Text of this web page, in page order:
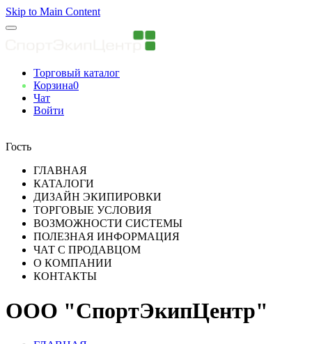
Skip to Main Content
Торговый каталог
Корзина0
Чат
Войти
Гость
ГЛАВНАЯ
КАТАЛОГИ
ДИЗАЙН ЭКИПИРОВКИ
ТОРГОВЫЕ УСЛОВИЯ
ВОЗМОЖНОСТИ СИСТЕМЫ
ПОЛЕЗНАЯ ИНФОРМАЦИЯ
ЧАТ С ПРОДАВЦОМ
О КОМПАНИИ
КОНТАКТЫ
ООО "СпортЭкипЦентр"